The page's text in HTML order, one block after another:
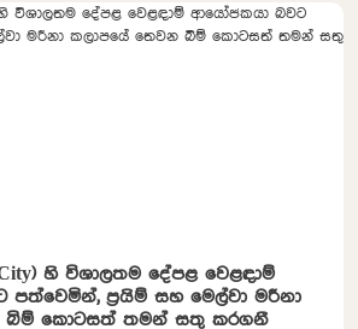
හි විශාලතම දේපළ වෙළඳාම්
ප්‍රයිම් සහ මෙල්වා මරීනා
බිම් කොටසත් තමන් සතු කරගනී